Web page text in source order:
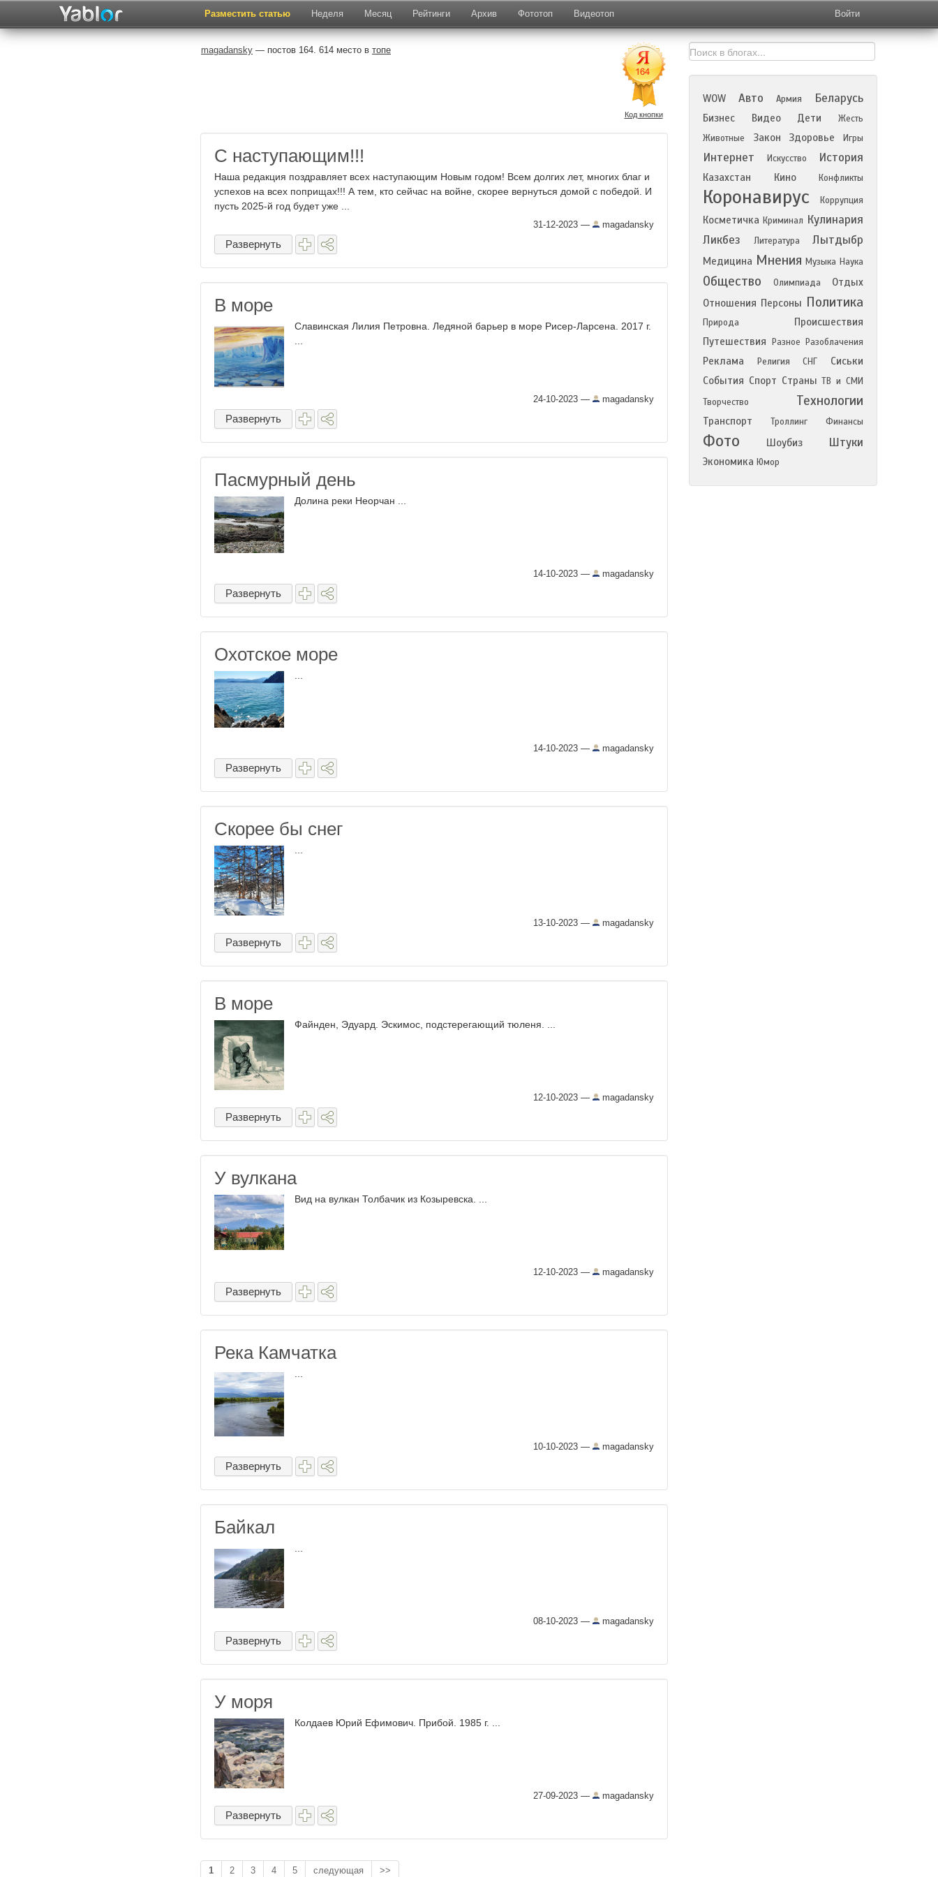
Разместить статью Неделя Месяц Рейтинги Архив Фототоп Видеотоп Войти
magadansky — постов 164. 614 место в топе
Код кнопки
С наступающим!!!
Наша редакция поздравляет всех наступающим Новым годом! Всем долгих лет, многих благ и
успехов на всех поприщах!!! А тем, кто сейчас на войне, скорее вернуться домой с победой. И
пусть 2025-й год будет уже ...
31-12-2023 — magadansky
Развернуть
В море
Славинская Лилия Петровна. Ледяной барьер в море Рисер-Ларсена. 2017 г.
24-10-2023 — magadansky
Развернуть
Пасмурный день
Долина реки Неорчан ...
14-10-2023 — magadansky
Развернуть
Охотское море
14-10-2023 — magadansky
Развернуть
Скорее бы снег
13-10-2023 — magadansky
Развернуть
В море
Файнден, Эдуард. Эскимос, подстерегающий тюленя. ...
12-10-2023 — magadansky
Развернуть
У вулкана
Вид на вулкан Толбачик из Козыревска. ...
12-10-2023 — magadansky
Развернуть
Река Камчатка
10-10-2023 — magadansky
Развернуть
Байкал
08-10-2023 — magadansky
Развернуть
У моря
Колдаев Юрий Ефимович. Прибой. 1985 г. ...
27-09-2023 — magadansky
Развернуть
1 2 3 4 5 следующая >>
WOW Авто Армия Беларусь
Бизнес Видео Дети
Жесть
Животные
Закон Здоровье Игры
Интернет Искусство История
Казахстан Кино Конфликты
Коронавирус Коррупция
Косметичка Криминал Кулинария
Ликбез
Литература Лытдыбр
Медицина Мнения Музыка Наука
Общество Олимпиада
Отдых
Отношения Персоны Политика
Природа
Происшествия
Путешествия
Разное Разоблачения
Реклама Религия СНГ
Сиськи
События Спорт Страны ТВ и СМИ
Творчество
Технологии
Транспорт Троллинг Финансы
Фото Шоубиз Штуки
Экономика Юмор